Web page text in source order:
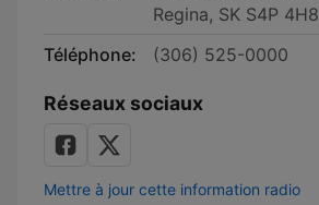
Regina, SK S4P 4H8
Téléphone:
(306) 525-0000
Réseaux sociaux
Mettre à jour cette information radio